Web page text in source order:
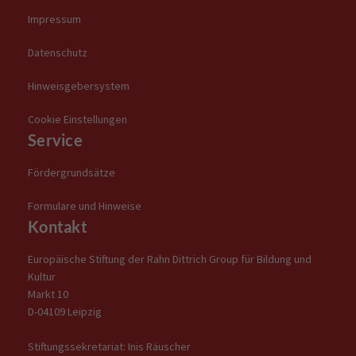
Impressum
Datenschutz
Hinweisgebersystem
Cookie Einstellungen
Service
Fördergrundsätze
Formulare und Hinweise
Kontakt
Europäische Stiftung der Rahn Dittrich Group für Bildung und
Kultur
Markt 10
D-04109 Leipzig
Stiftungssekretariat: Inis Räuscher